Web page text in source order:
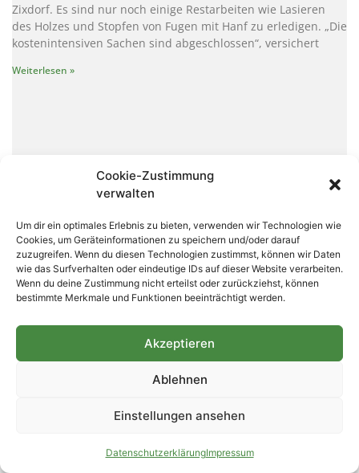
Cookie-Zustimmung
verwalten
Um dir ein optimales Erlebnis zu bieten, verwenden wir Technologien wie
Cookies, um Geräteinformationen zu speichern und/oder darauf
zuzugreifen. Wenn du diesen Technologien zustimmst, können wir Daten
wie das Surfverhalten oder eindeutige IDs auf dieser Website verarbeiten.
Wenn du deine Zustimmung nicht erteilst oder zurückziehst, können
bestimmte Merkmale und Funktionen beeinträchtigt werden.
Akzeptieren
Ablehnen
Einstellungen ansehen
DatenschutzerklärungImpressum
Zixdorf. Es sind nur noch einige Restarbeiten wie Lasieren
des Holzes und Stopfen von Fugen mit Hanf zu erledigen. „Die
kostenintensiven Sachen sind abgeschlossen“, versichert
Weiterlesen »
Kandidaten für den diesjährigen
20. Oktober 2020
Wiesenburg. Für den diesjährigen Fläming-Initiativ-Preis
mussten die Vorbereitungsgruppe aus neun Bewerbungen
vier Finalisten auswählen. Die Entscheidung fiel nicht leicht,